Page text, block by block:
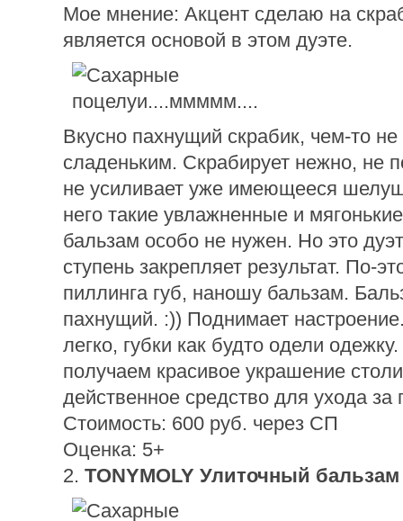
Мое мнение: Акцент сделаю на
является основой в этом дуэте.
Вкусно пахнущий скрабик, чем-то
сладеньким. Скрабирует нежно, не
не усиливает уже имеющееся
него такие увлажненные и
бальзам особо не нужен. Но это
ступень закрепляет результат. По-
пиллинга губ, наношу бальзам.
пахнущий. :)) Поднимает
легко, губки как будто одели
получаем красивое украшение
действенное средство для ухода за
Стоимость: 600 руб. через СП
Оценка: 5+
2. TONYMOLY Улиточный